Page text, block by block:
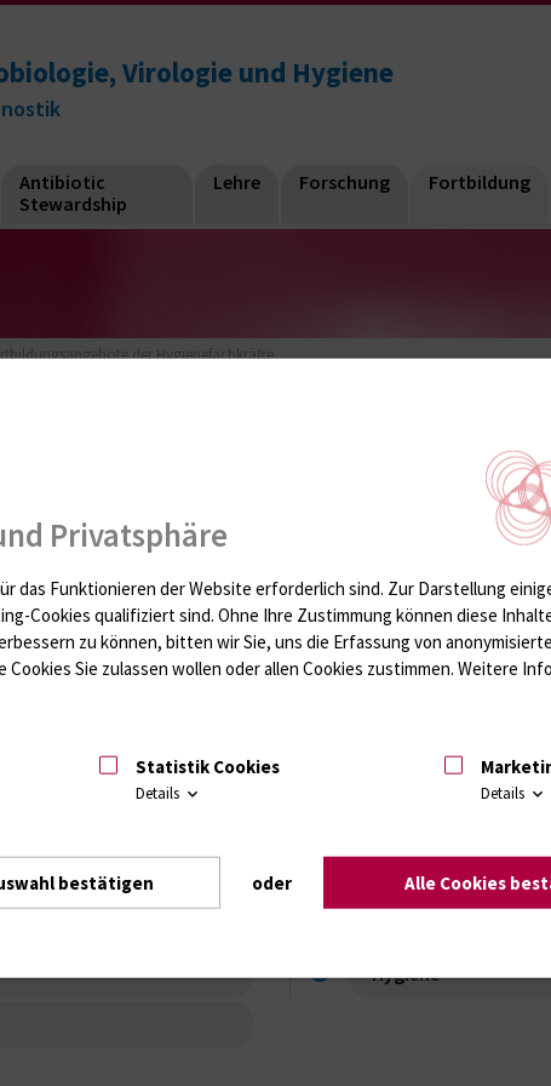
Virologie und Hygiene
Antibiotic
Stewardship
Lehre Forschung Fortbildung
der Hygienefachkräfte
Hygiene
Privatsphäre
das Funktionieren der Website erforderlich sind. Zur Darstellung
Cookies qualifiziert sind. Ohne Ihre Zustimmung können diese
zu können, bitten wir Sie, uns die Erfassung von
Cookies Sie zulassen wollen oder allen Cookies zustimmen. Weitere
Statistik Cookies
Details Details
bestätigen oder Alle Cookies